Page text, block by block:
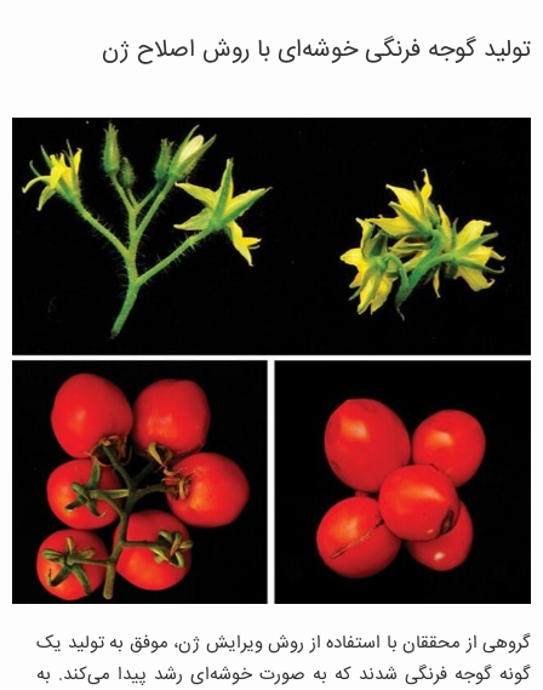
تولید گوجه فرنگی خوشه‌ای با روش اصلاح ژن
گروهی از محققان با استفاده از روش ویرایش ژن، موفق به تولید یک
گونه گوجه‌ فرنگی شدند که به صورت خوشه‌ای رشد پیدا می‌کند. به